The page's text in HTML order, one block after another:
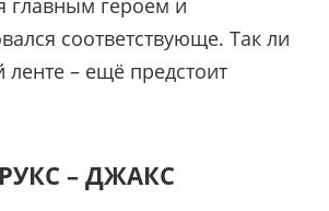
соответствующе. Так ли
ленте – ещё предстоит
– ДЖАКС